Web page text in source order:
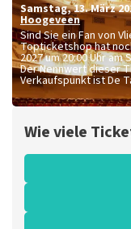
Samstag,13. März
Hoogeveen
Sind Sie ein Fan von
Topticketshop hat
2027 um 20:00 Uhr
Der Nennwert dieser
Verkaufspunkt ist De
Wie viele